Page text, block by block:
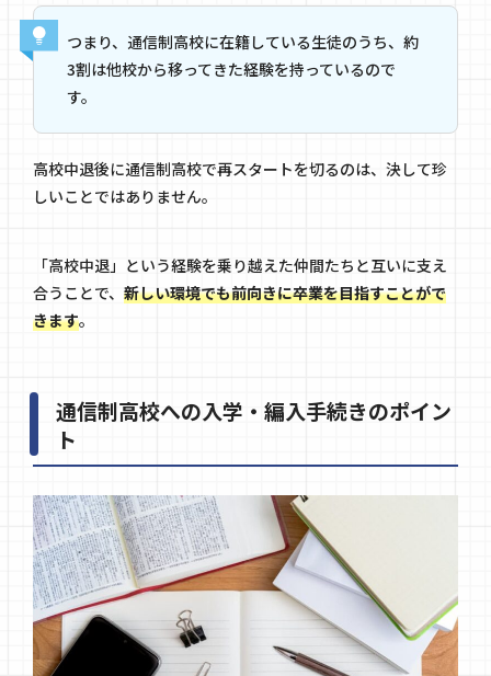
つまり、通信制高校に在籍している生徒のうち、約
3割は他校から移ってきた経験を持っているので
す。
高校中退後に通信制高校で再スタートを切るのは、決して珍
しいことではありません。
「高校中退」という経験を乗り越えた仲間たちと互いに支え
合うことで、 新しい環境でも前向きに卒業を目指すことがで
きます。
通信制高校への入学・編入手続きのポイン
ト